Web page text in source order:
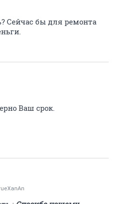
Сейчас бы для ремонта
Ваш срок.